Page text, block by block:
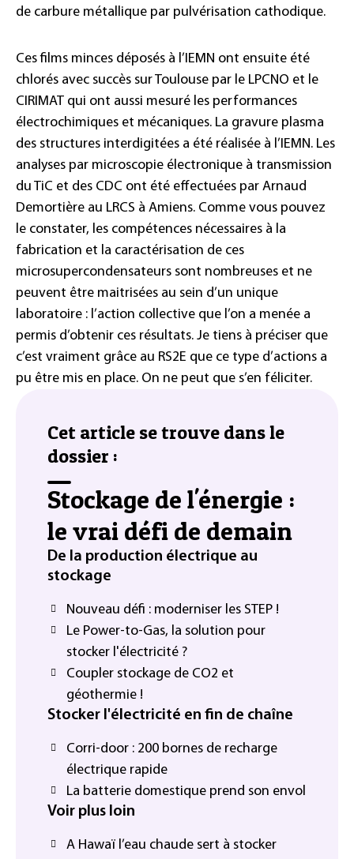
de carbure métallique par pulvérisation cathodique.
Ces films minces déposés à l’IEMN ont ensuite été
chlorés avec succès sur Toulouse par le LPCNO et le
CIRIMAT qui ont aussi mesuré les performances
électrochimiques et mécaniques. La gravure plasma
des structures interdigitées a été réalisée à l’IEMN. Les
analyses par microscopie électronique à transmission
du TiC et des CDC ont été effectuées par Arnaud
Demortière au LRCS à Amiens. Comme vous pouvez
le constater, les compétences nécessaires à la
fabrication et la caractérisation de ces
microsupercondensateurs sont nombreuses et ne
peuvent être maitrisées au sein d’un unique
laboratoire : l’action collective que l’on a menée a
permis d’obtenir ces résultats. Je tiens à préciser que
c’est vraiment grâce au RS2E que ce type d’actions a
pu être mis en place. On ne peut que s’en féliciter.
Cet article se trouve dans le
dossier :
Stockage de l'énergie :
le vrai défi de demain
De la production électrique au
stockage
Nouveau défi : moderniser les STEP !
Le Power-to-Gas, la solution pour
stocker l'électricité ?
Coupler stockage de CO2 et
géothermie !
Stocker l'électricité en fin de chaîne
Corri-door : 200 bornes de recharge
électrique rapide
La batterie domestique prend son envol
Voir plus loin
A Hawaï l’eau chaude sert à stocker